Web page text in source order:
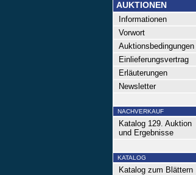
AUKTIONEN
Informationen
Vorwort
Auktionsbedingungen
Einlieferungsvertrag
Erläuterungen
Newsletter
NACHVERKAUF
Katalog 129. Auktion
und Ergebnisse
KATALOG
Katalog zum Blättern